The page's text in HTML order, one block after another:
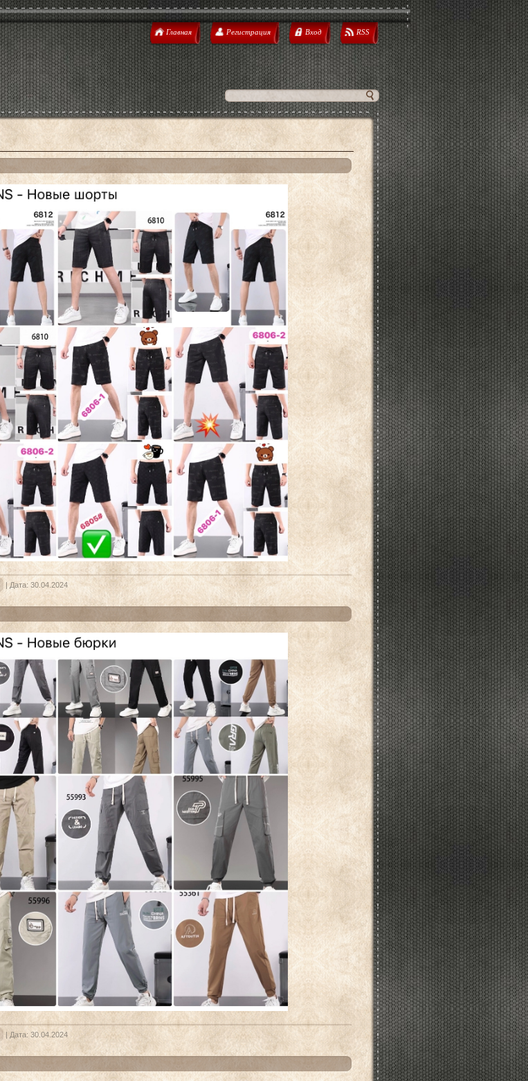
Главная Регистрация Вход RSS
| Дата: 30.04.2024
| Дата: 30.04.2024